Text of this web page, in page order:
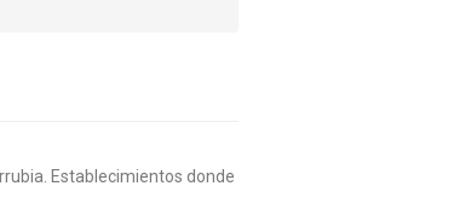
Establecimientos donde